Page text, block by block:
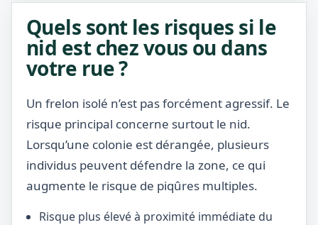
Quels sont les risques si le
nid est chez vous ou dans
votre rue ?
Un frelon isolé n’est pas forcément agressif. Le
risque principal concerne surtout le nid.
Lorsqu’une colonie est dérangée, plusieurs
individus peuvent défendre la zone, ce qui
augmente le risque de piqûres multiples.
Risque plus élevé à proximité immédiate du